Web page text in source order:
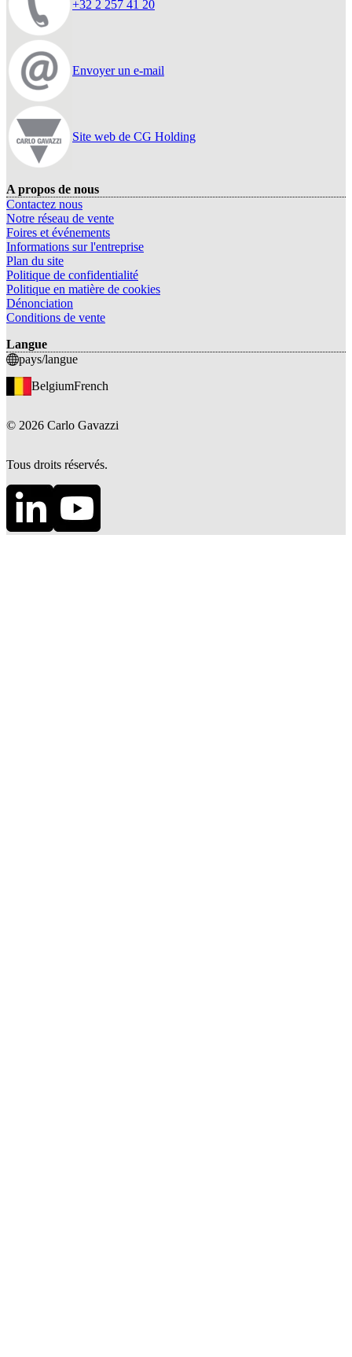
+32 2 257 41 20
Envoyer un e-mail
Site web de CG Holding
A propos de nous
Contactez nous
Notre réseau de vente
Foires et événements
Informations sur l'entreprise
Plan du site
Politique de confidentialité
Politique en matière de cookies
Dénonciation
Conditions de vente
Langue
pays/langue
BelgiumFrench
© 2026 Carlo Gavazzi
Tous droits réservés.